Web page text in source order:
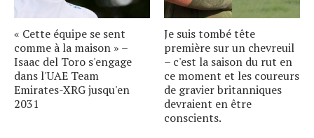
« Cette équipe se sent
comme à la maison » –
Isaac del Toro s'engage
dans l'UAE Team
Emirates-XRG jusqu'en
2031
Je suis tombé tête
première sur un chevreuil
– c'est la saison du rut en
ce moment et les coureurs
de gravier britanniques
devraient en être
conscients.